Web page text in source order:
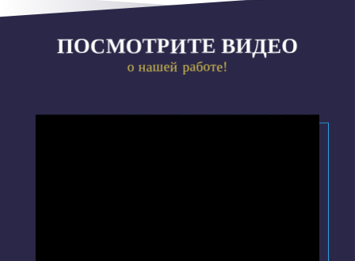
ПОСМОТРИТЕ ВИДЕО
о нашей работе!